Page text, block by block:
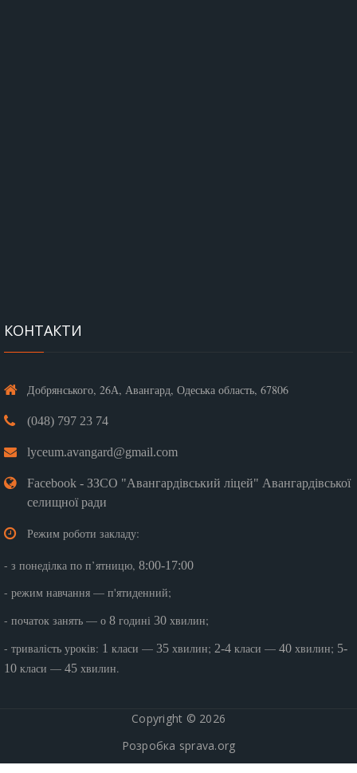
КОНТАКТИ
Добрянського, 26А, Авангард, Одеська область, 67806
(048) 797 23 74
lyceum.avangard@gmail.com
Facebook - ЗЗСО "Авангардівський ліцей" Авангардівської
селищної ради
Режим роботи закладу:
- з понеділка по п’ятницю, 8:00-17:00
- режим навчання — п'ятиденний;
- початок занять — о 8 годині 30 хвилин;
- тривалість уроків: 1 класи — 35 хвилин; 2-4 класи — 40 хвилин; 5-
10 класи — 45 хвилин.
Copyright © 2026
Розробка sprava.org